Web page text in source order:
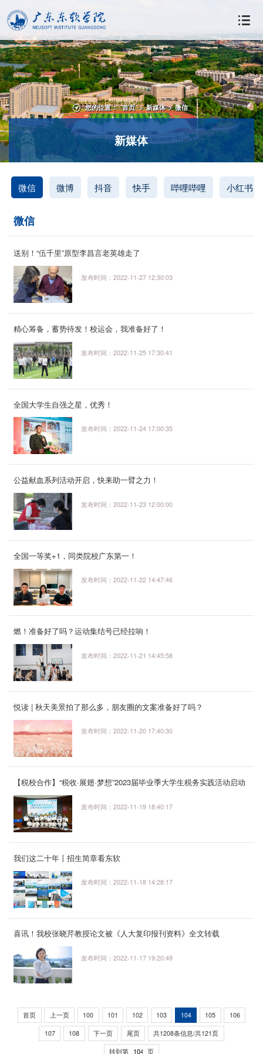
您的位置： 首页 > 新媒体 > 微信
新媒体
微信 微博 抖音 快手 哔哩哔哩 小红书
微信
送别！“伍千里”原型李昌言老英雄走了
发布时间：2022-11-27 12:30:03
精心筹备，蓄势待发！校运会，我准备好了！
发布时间：2022-11-25 17:30:41
全国大学生自强之星，优秀！
发布时间：2022-11-24 17:00:35
公益献血系列活动开启，快来助一臂之力！
发布时间：2022-11-23 12:00:00
全国一等奖+1，同类院校广东第一！
发布时间：2022-11-22 14:47:46
燃！准备好了吗？运动集结号已经拉响！
发布时间：2022-11-21 14:45:58
悦读 | 秋天美景拍了那么多，朋友圈的文案准备好了吗？
发布时间：2022-11-20 17:40:30
【税校合作】“税收·展翅·梦想”2023届毕业季大学生税务实践活动启动
发布时间：2022-11-19 18:40:17
我们这二十年丨招生简章看东软
发布时间：2022-11-18 14:28:17
喜讯！我校张晓芹教授论文被《人大复印报刊资料》全文转载
发布时间：2022-11-17 19:20:49
首页 上一页 100 101 102 103 104 105 106
107 108 下一页 尾页 共1208条信息/共121页
转到第 页